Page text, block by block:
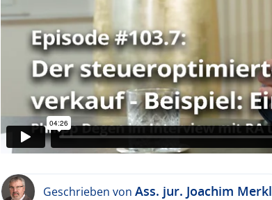
Geschrieben von Ass. jur. Joachim Merkl